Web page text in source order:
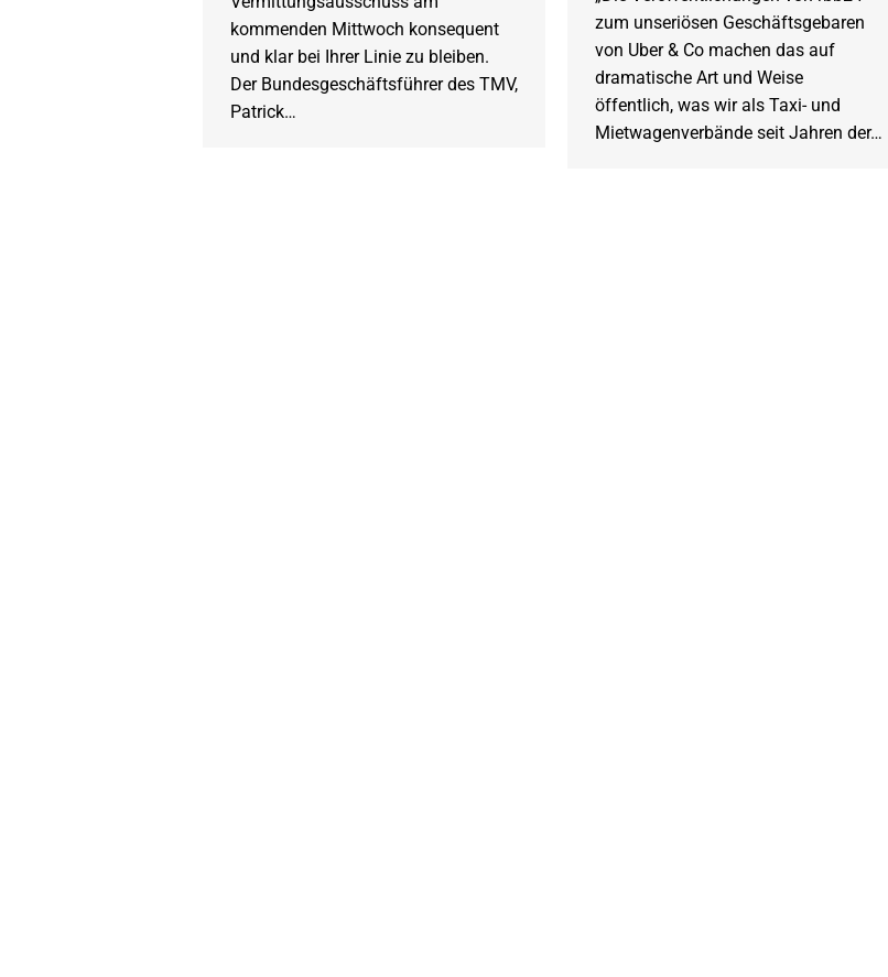
zum unseriösen Geschäftsgebaren
von Uber & Co machen das auf
dramatische Art und Weise
öffentlich, was wir als Taxi- und
Mietwagenverbände seit Jahren der…
kommenden Mittwoch konsequent
und klar bei Ihrer Linie zu bleiben.
Der Bundesgeschäftsführer des TMV,
Patrick…